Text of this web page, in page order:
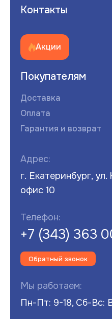
Контакты
Акции
Покупателям
Доставка
Оплата
Гарантия и возврат
Адрес:
г. Екатеринбург,
офис 10
Телефон:
+7 (343) 363
Обратный звонок
Мы работаем:
Пн-Пт: 9-18, Сб-Вс: